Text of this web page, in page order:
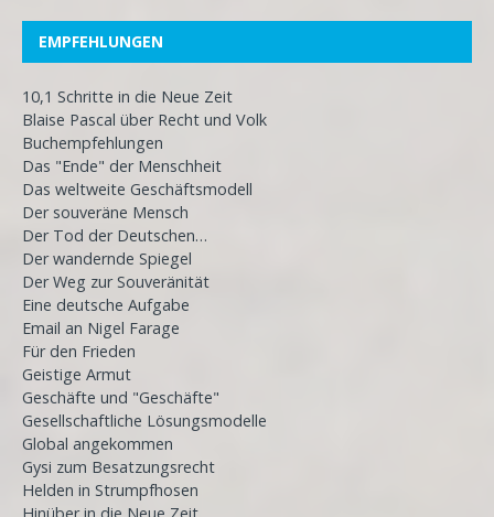
EMPFEHLUNGEN
10,1 Schritte in die Neue Zeit
Blaise Pascal über Recht und Volk
Buchempfehlungen
Das "Ende" der Menschheit
Das weltweite Geschäftsmodell
Der souveräne Mensch
Der Tod der Deutschen…
Der wandernde Spiegel
Der Weg zur Souveränität
Eine deutsche Aufgabe
Email an Nigel Farage
Für den Frieden
Geistige Armut
Geschäfte und "Geschäfte"
Gesellschaftliche Lösungsmodelle
Global angekommen
Gysi zum Besatzungsrecht
Helden in Strumpfhosen